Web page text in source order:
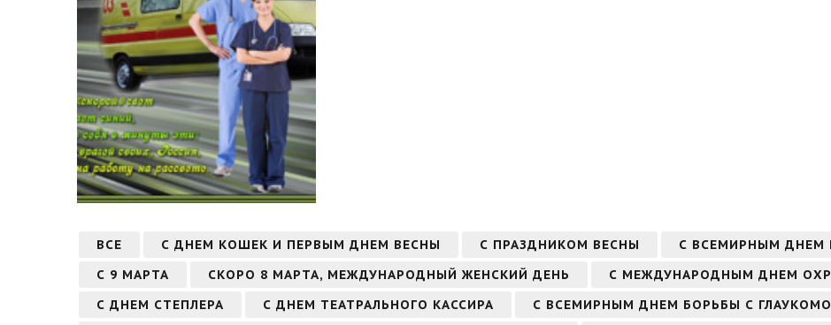
ВСЕ С ДНЕМ КОШЕК И ПЕРВЫМ ДНЕМ ВЕСНЫ С ПРАЗДНИКОМ ВЕСНЫ
С ВСЕМИРНЫМ ДНЕМ
С 9 МАРТА
СКОРО 8 МАРТА, МЕЖДУНАРОДНЫЙ ЖЕНСКИЙ ДЕНЬ
С МЕЖДУНАРОДНЫМ ДНЕМ
С ДНЕМ СТЕПЛЕРА
С ДНЕМ ТЕАТРАЛЬНОГО КАССИРА С ВСЕМИРНЫМ ДНЕМ БОРЬБЫ С